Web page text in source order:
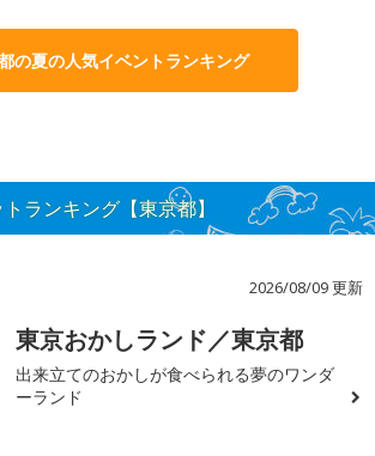
の夏の人気イベントランキング
ランキング【東京都】
2026/08/09 更新
東京おかしランド／東京都
出来立てのおかしが食べられる夢のワンダ
ーランド